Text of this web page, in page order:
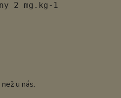
2 mg.kg-1
u nás.